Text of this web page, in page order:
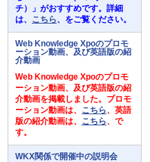
チ）」がおすすめです。詳細
は、 こちら、をご覧ください。
Web Knowledge Xpoのプロモ
ーション動画、及び英語版の紹
介動画
Web Knowledge Xpoのプロモ
ーション動画、及び英語版の紹
介動画を掲載しました。プロモ
ーション動画は、 こちら、英語
版の紹介動画は、 こちら、で
す。
WKX関係で開催中の説明会